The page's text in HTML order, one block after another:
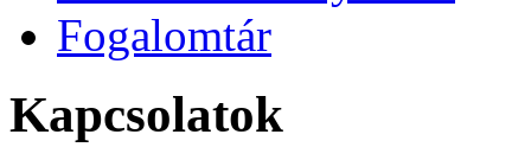
Fogalomtár
Kapcsolatok